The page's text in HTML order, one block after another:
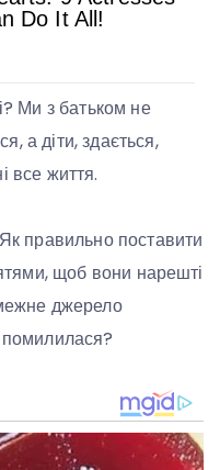
Ми з батьком не
а діти, здається,
все життя.
правильно поставити
щоб вони нарешті
джерело